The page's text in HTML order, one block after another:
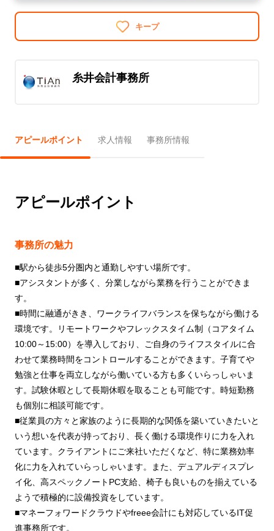
キープ
糸井会計事務所
アピールポイント 求人情報 事務所情報
アピールポイント
事務所の魅力
■駅から徒歩5分圏内と通勤しやすい場所です。
■アシスタントが多く、分業しながら業務を行うことができま
す。
■時間に融通がきき、ワークライフバランスを保ちながら働ける
環境です。リモートワークやフレックスタイム制（コアタイム
10:00～15:00）を導入しており、ご自身のライフスタイルに合
わせて業務時間をコントロールすることができます。子育てや
勉強と仕事を両立しながら働いている方も多くいらっしゃいま
す。試験休暇として長期休暇を取ることも可能です。時短勤務
も個別に相談可能です。
■従業員の方々と家族のように長期的な関係を築いていきたいと
いう想いを代表が持っており、長く働ける環境作りに力を入れ
ています。クライアントにご来社いただくなど、特に業務効率
化に力を入れていらっしゃいます。また、デュアルディスプレ
イ化、高スペックノートPC支給、椅子も良いものを揃えている
ようで積極的に設備投資をしています。
■マネーフォワードクラウドやfreee会計にも対応しているIT促
進事務所です。